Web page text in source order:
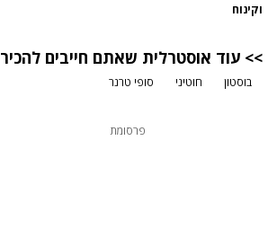
וקינוח
>> עוד אוסטרלית שאתם חייבים להכיר
בוסטון חוטיני סופי טרנר
פרסומת